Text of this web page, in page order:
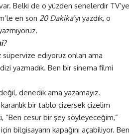
Belki de o yüzden senelerdir TV’ye
en son 20 Dakika‘yı yazdık, o
süpervize ediyoruz onları ama
yazmadık. Ben bir sinema filmi
denedik ama yazamayız.
bir tablo çizersek çizelim
“Ben cesur bir şey söyleyeceğim,”
bilgisayarın kapağını açabiliyor. Ben